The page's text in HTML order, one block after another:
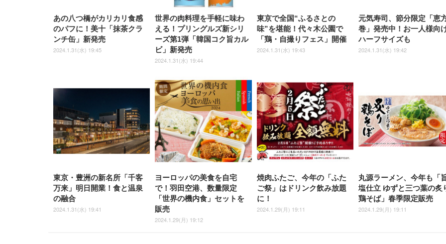
あの八つ橋がカリカリ食感
のパフに！美十「抹茶クラ
ンチ缶」新発売
2024.1.31(水) 19:45
世界の肉料理を手軽に味わ
える！プリングルズ新シリ
ーズ第1弾「韓国コク旨カル
ビ」新発売
2024.1.31(水) 19:44
東京で全国“ふるさとの
味”を堪能！代々木公園で
「鶏・自撮りフェス」開催
2024.1.31(水) 19:43
元気寿司、節分限定「恵
巻」発売中！お一人様向
ハーフサイズも
2024.1.31(水) 19:42
東京・豊洲の新名所「千客
万来」明日開業！食と温泉
の融合
2024.1.31(水) 19:41
ヨーロッパの美食を自宅
で！羽田空港、数量限定
「世界の機内食」セットを
販売
2024.1.29(月) 19:12
焼肉ふたご、今年の「ふた
ご祭」はドリンク飲み放題
に！
2024.1.29(月) 19:11
丸源ラーメン、今年も「
塩仕立 ゆずと三つ葉の炙
鶏そば」春季限定販売
2024.1.29(月) 19:11